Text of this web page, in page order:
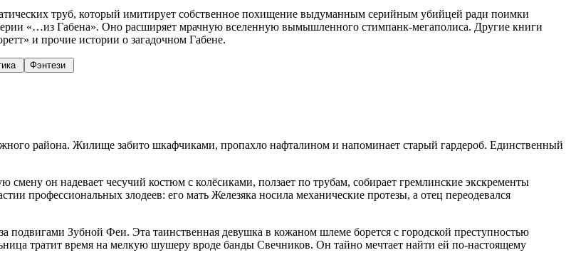
труб, который имитирует собственное похищение выдуманным серийным убийцей ради поимки
«…из Габена». Оно расширяет мрачную вселенную вымышленного стимпанк-мегаполиса. Другие книги
и прочие истории о загадочном Габене.
Фэнтези
района. Жилище забито шкафчиками, пропахло нафталином и напоминает старый гардероб. Единственный
он надевает чесучий костюм с колёсиками, ползает по трубам, собирает гремлинские экскременты
профессиональных злодеев: его мать Железяка носила механические протезы, а отец переодевался
подвигами Зубной Феи. Эта таинственная девушка в кожаном шлеме борется с городской преступностью
тратит время на мелкую шушеру вроде банды Свечников. Он тайно мечтает найти ей по-настоящему